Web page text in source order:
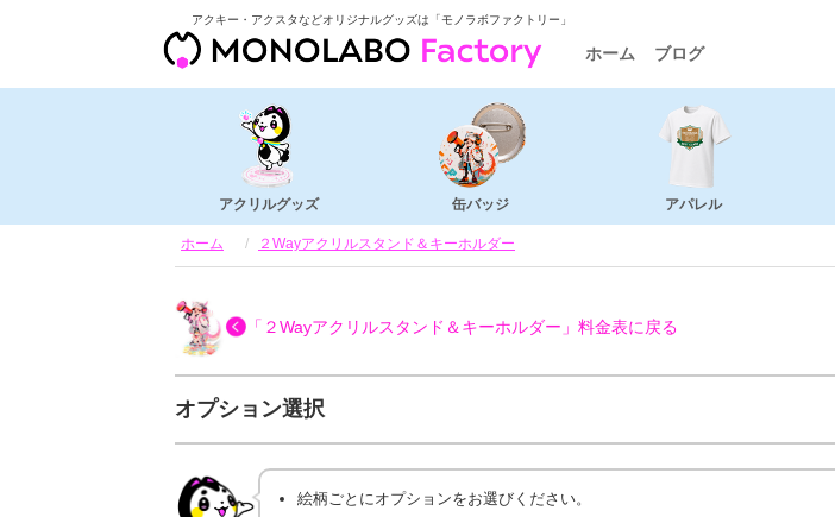
アクキー・アクスタなどオリジナルグッズは「モノラボファクトリー」
ホーム ブログ
アクリルグッズ 缶バッジ アパレル
ホーム ２Wayアクリルスタンド＆キーホルダー
「２Wayアクリルスタンド＆キーホルダー」 料金表に戻る
オプション選択
絵柄ごとにオプションをお選びください。